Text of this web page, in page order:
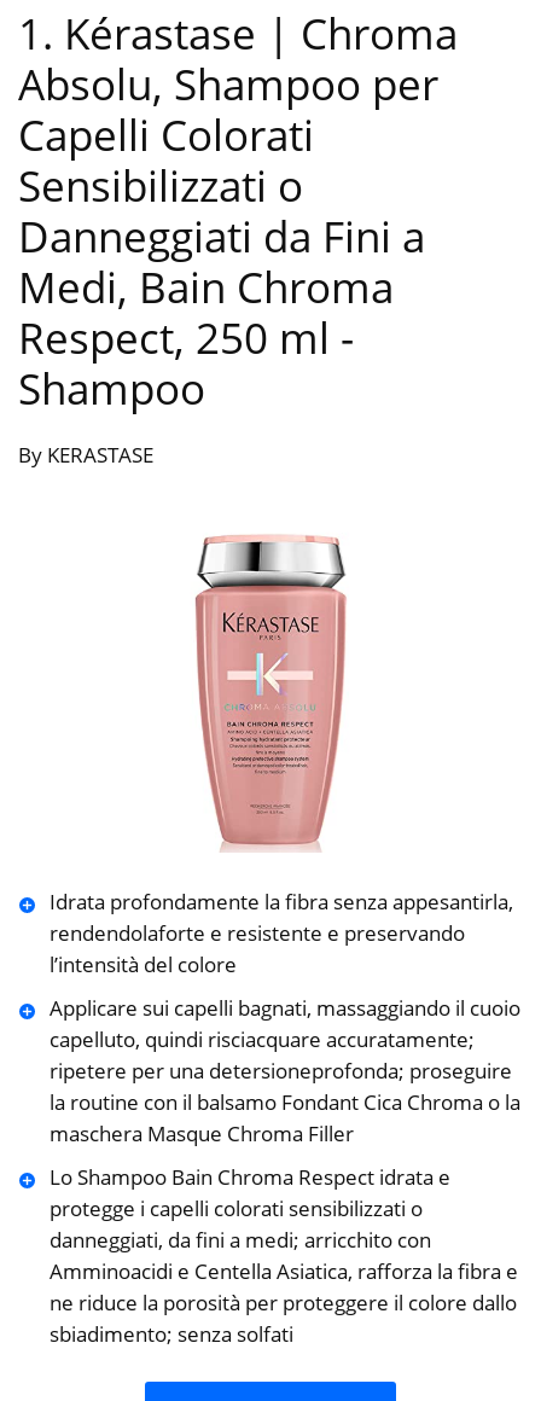
1. Kérastase | Chroma
Absolu, Shampoo per
Capelli Colorati
Sensibilizzati o
Danneggiati da Fini a
Medi, Bain Chroma
Respect, 250 ml -
Shampoo
By KERASTASE
Idrata profondamente la fibra senza appesantirla,
rendendolaforte e resistente e preservando
l’intensità del colore
Applicare sui capelli bagnati, massaggiando il cuoio
capelluto, quindi risciacquare accuratamente;
ripetere per una detersioneprofonda; proseguire
la routine con il balsamo Fondant Cica Chroma o la
maschera Masque Chroma Filler
Lo Shampoo Bain Chroma Respect idrata e
protegge i capelli colorati sensibilizzati o
danneggiati, da fini a medi; arricchito con
Amminoacidi e Centella Asiatica, rafforza la fibra e
ne riduce la porosità per proteggere il colore dallo
sbiadimento; senza solfati